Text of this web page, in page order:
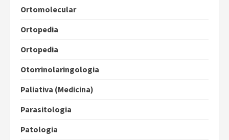
Ortomolecular
Ortopedia
Ortopedia
Otorrinolaringologia
Paliativa (Medicina)
Parasitologia
Patologia